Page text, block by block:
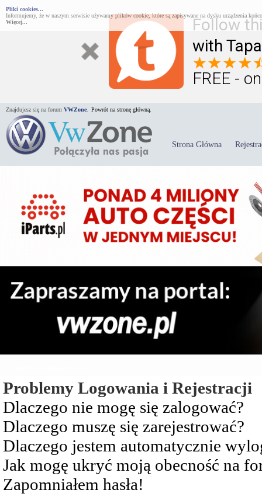
Follow
with
FREE -
Pliki cookies...
Informujemy, że w naszym serwisie używamy plików cookie, które są zapisywane na dysku urządzenia
Więcej...
Znajdujesz się na forum VWZone Powrót na stronę główną.
Strona Główna
Problemy Logowania i Rejestracji
Dlaczego nie mogę się zalogować?
Dlaczego muszę się zarejestrować?
Dlaczego jestem automatycznie
Jak mogę ukryć moją obecność na
Zapomniałem hasła!